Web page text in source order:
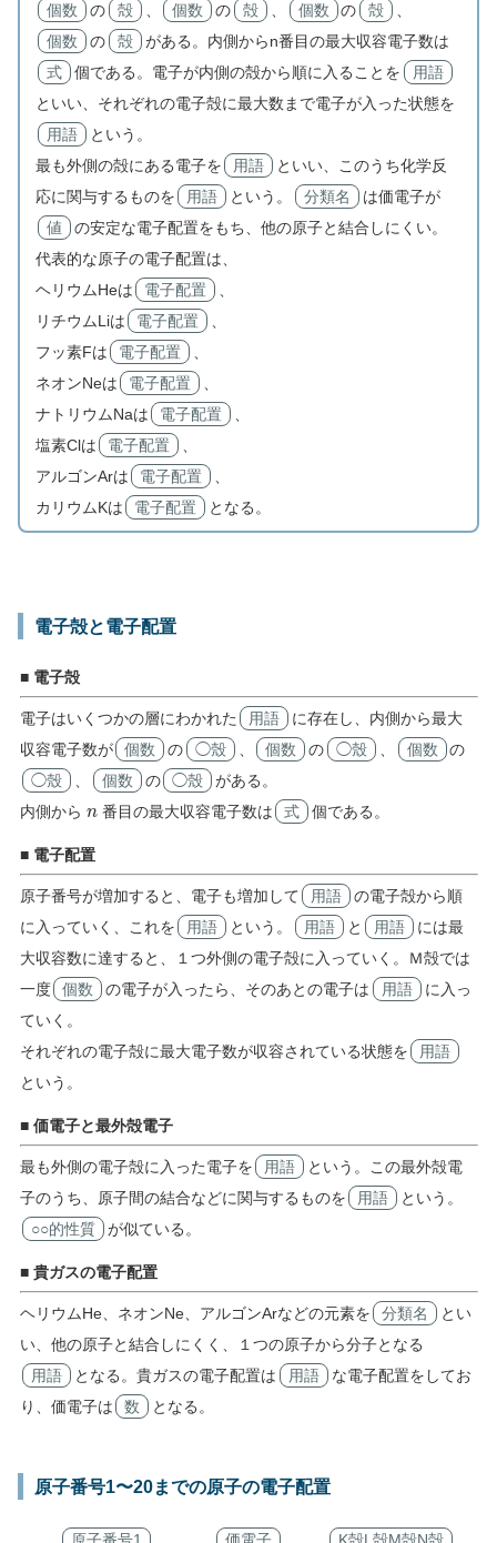
個数
の 殻 、 個数 の 殻 、 個数 の 殻
、
個数
の 殻
がある。内側からn番目の最大収容電子数は
式
個である。電子が内側の殻から順に入ることを
用語
といい、それぞれの電子殻に最大数まで電子が入った状態を
用語
という。
最も外側の殻にある電子を
用語
といい、このうち化学反
応に関与するものを
用語 という。 分類名
は価電子が
値
の安定な電子配置をもち、他の原子と結合しにくい。
代表的な原子の電子配置は、
ヘリウムHeは
電子配置
、
リチウムLiは
電子配置
、
フッ素Fは
電子配置
、
ネオンNeは
電子配置
、
ナトリウムNaは
電子配置
、
塩素Clは
電子配置
、
アルゴンArは
電子配置
、
カリウムKは
電子配置 となる。
電子殻と電子配置
■ 電子殻
電子はいくつかの層にわかれた 用語
に存在し、内側から最大
収容電子数が
個数 の ◯殼 個数 の ◯殼 個数
の
◯殼
個数 の ◯殼
がある。
内側から
番目の最大収容電子数は 式 個である。
■ 電子配置
原子番号が増加すると、電子も増加して 用語
の電子殻から順
に入っていく、これを
用語 という。 用語 と 用語
には最
大収容数に達すると、１つ外側の電子殻に入っていく。Ｍ殻では
一度
個数 の電子が入ったら、そのあとの電子は 用語
に入っ
ていく。
それぞれの電子殻に最大電子数が収容されている状態を
用語
という。
■ 価電子と最外殻電子
最も外側の電子殻に入った電子を 用語
という。この最外殻電
子のうち、原子間の結合などに関与するものを
用語
という。
○○的性質
が似ている。
■ 貴ガスの電子配置
ヘリウムHe、ネオンNe、アルゴンArなどの元素を 分類名
とい
い、他の原子と結合しにくく、１つの原子から分子となる
用語
となる。貴ガスの電子配置は 用語
な電子配置をしてお
り、価電子は
数 となる。
原子番号1〜20までの原子の電子配置